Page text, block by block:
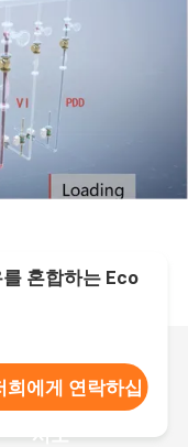
혼합하는 Eco
희에게 연락하십
시오